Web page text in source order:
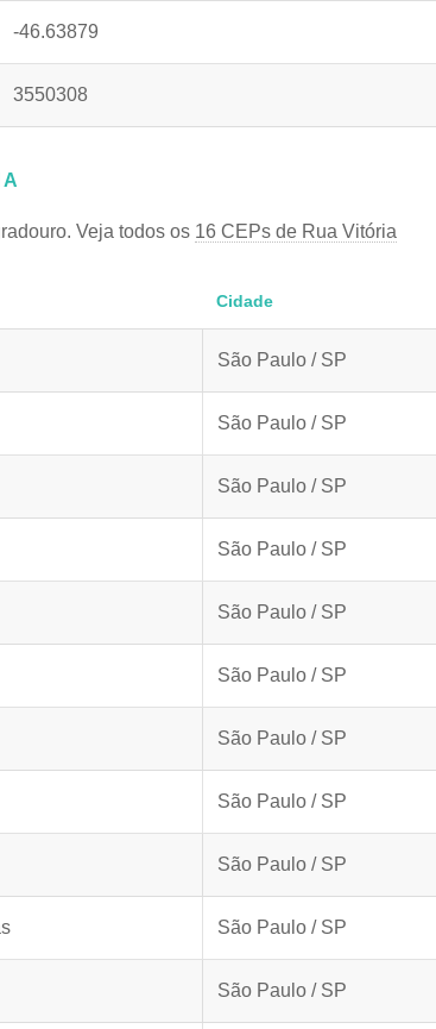
-46.63879
3550308
Veja todos os 16 CEPs de Rua Vitória
Cidade
São Paulo / SP
São Paulo / SP
São Paulo / SP
São Paulo / SP
São Paulo / SP
São Paulo / SP
São Paulo / SP
São Paulo / SP
São Paulo / SP
São Paulo / SP
São Paulo / SP